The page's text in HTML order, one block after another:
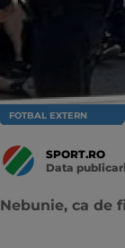
FOTBAL EXTERN
SPORT.RO
Data
Nebunie, ca de